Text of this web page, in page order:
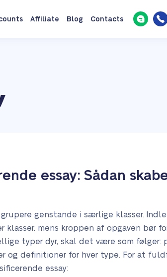
Affiliate Blog Contacts
essay: Sådan
genstande i særlige klasser.
mens kroppen af opgaven bør
typer dyr, skal det være som følger:
og definitioner for hver type. For at
essay: